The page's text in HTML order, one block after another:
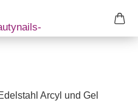
Arcyl und Gel